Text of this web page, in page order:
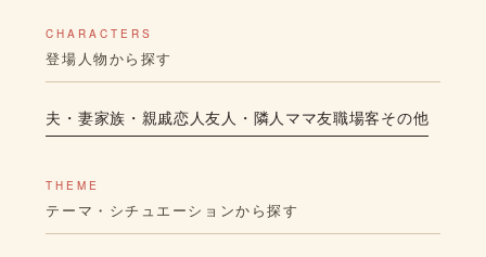
CHARACTERS
登場人物から探す
夫・妻家族・親戚恋人友人・隣人 ママ友職場客その他
THEME
テーマ・シチュエーションから探す